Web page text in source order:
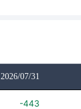
2026/07/31
-443